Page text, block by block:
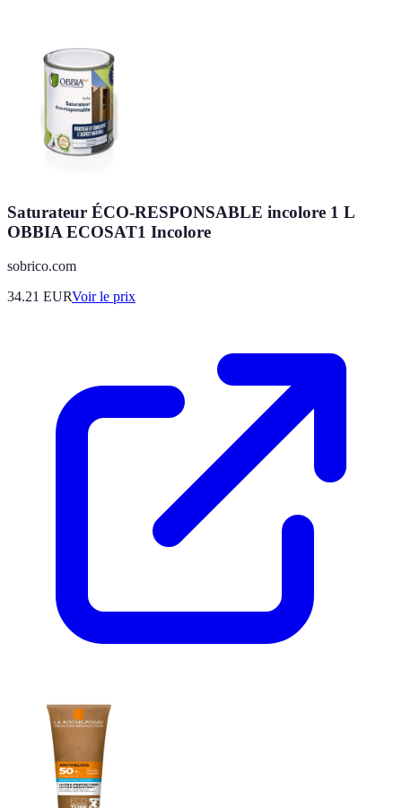
Saturateur ÉCO-RESPONSABLE incolore 1 L
OBBIA ECOSAT1 Incolore
sobrico.com
34.21 EURVoir le prix